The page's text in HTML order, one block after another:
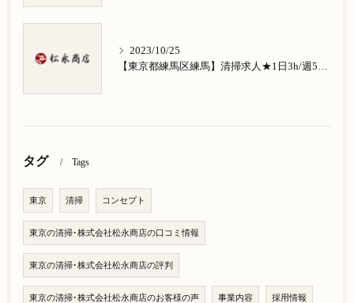
2023/10/25
【東京都練馬区練馬】清掃求人★1日3h/週5日/祝日お休み★南大泉在住の方歓迎
タグ Tags
東京 清掃 コンセプト
東京の清掃･株式会社松永商店の口コミ情報
東京の清掃･株式会社松永商店の評判
東京の清掃･株式会社松永商店のお客様の声 事業内容 採用情報